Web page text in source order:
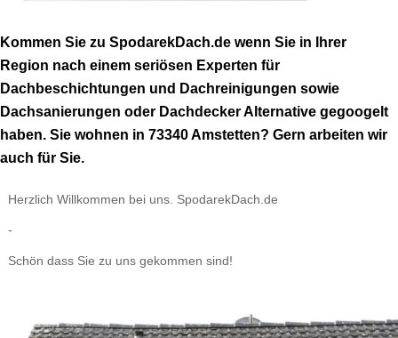
Kommen Sie zu SpodarekDach.de wenn Sie in Ihrer
Region nach einem seriösen Experten für
Dachbeschichtungen und Dachreinigungen sowie
Dachsanierungen oder Dachdecker Alternative gegoogelt
haben. Sie wohnen in 73340 Amstetten? Gern arbeiten wir
auch für Sie.
Herzlich Willkommen bei uns. SpodarekDach.de
-
Schön dass Sie zu uns gekommen sind!